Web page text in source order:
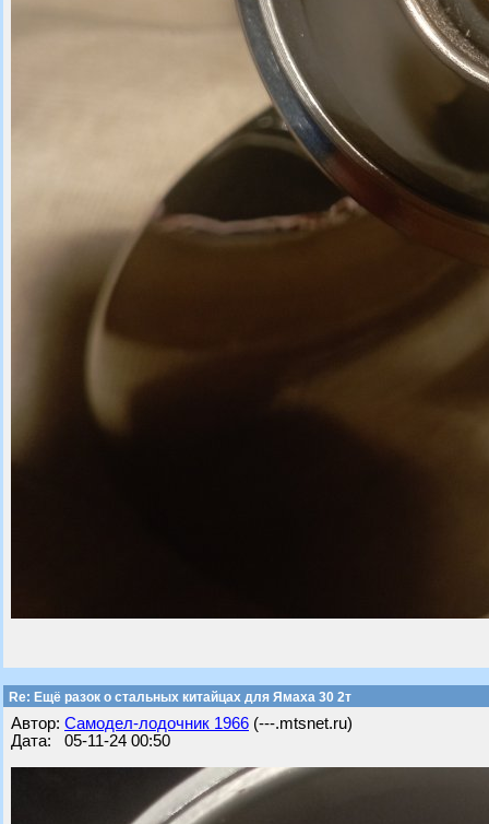
Re: Ещё разок о стальных китайцах для Ямаха 30 2т
Автор: Самодел-лодочник 1966 (---.mtsnet.ru)
Дата: 05-11-24 00:50